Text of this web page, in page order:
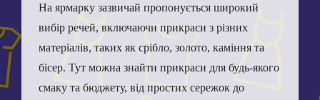
На ярмарку зазвичай пропонується широкий
вибір речей, включаючи прикраси з різних
матеріалів, таких як срібло, золото, каміння та
бісер. Тут можна знайти прикраси для будь-якого
смаку та бюджету, від простих сережок до